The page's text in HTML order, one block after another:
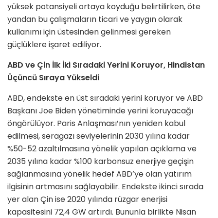
yüksek potansiyeli ortaya koyduğu belirtilirken, öte
yandan bu çalışmaların ticari ve yaygın olarak
kullanımı için üstesinden gelinmesi gereken
güçlüklere işaret ediliyor.
ABD ve Çin İlk İki Sıradaki Yerini Koruyor, Hindistan
Üçüncü Sıraya Yükseldi
ABD, endekste en üst sıradaki yerini koruyor ve ABD
Başkanı Joe Biden yönetiminde yerini koruyacağı
öngörülüyor. Paris Anlaşması’nın yeniden kabul
edilmesi, seragazı seviyelerinin 2030 yılına kadar
%50-52 azaltılmasına yönelik yapılan açıklama ve
2035 yılına kadar %100 karbonsuz enerjiye geçişin
sağlanmasına yönelik hedef ABD’ye olan yatırım
ilgisinin artmasını sağlayabilir. Endekste ikinci sırada
yer alan Çin ise 2020 yılında rüzgar enerjisi
kapasitesini 72,4 GW artırdı. Bununla birlikte Nisan